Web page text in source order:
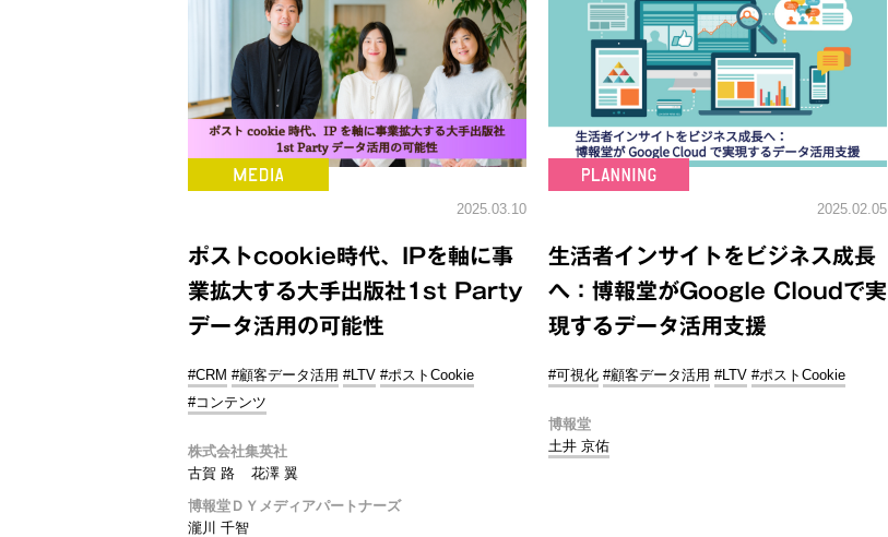
2025.03.10
ポストcookie時代、IPを軸に事
業拡大する大手出版社1st Party
データ活用の可能性
#CRM #顧客データ活用 #LTV #ポストCookie
#コンテンツ
株式会社集英社
古賀 路
花澤 翼
博報堂ＤＹメディアパートナーズ
瀧川 千智
2025.02.05
生活者インサイトをビジネス成長
へ：博報堂がGoogle Cloudで実
現するデータ活用支援
#可視化 #顧客データ活用 #LTV #ポストCookie
博報堂
土井 京佑